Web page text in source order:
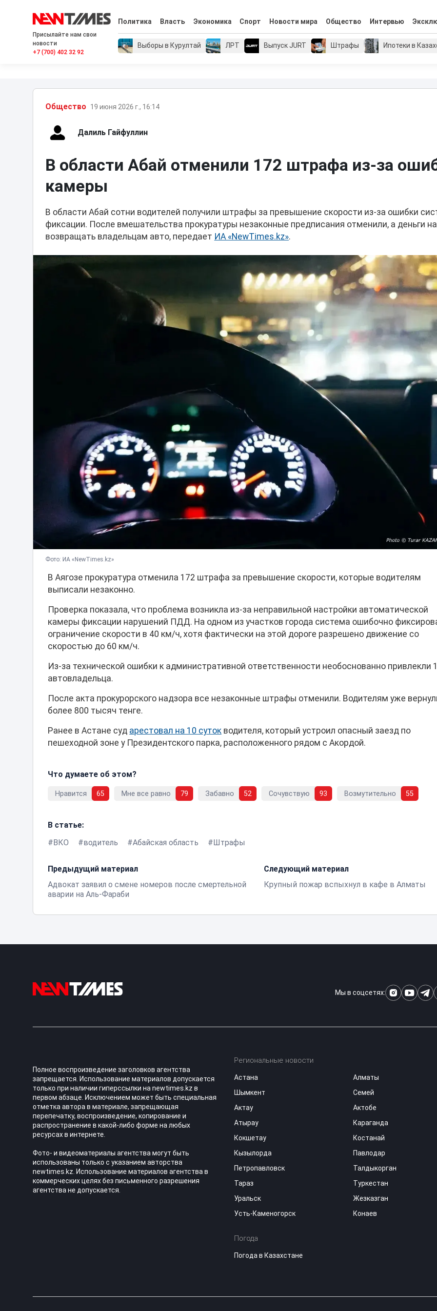
Присылайте нам свои
новости
+7 (700) 402 32 92
Политика Власть Экономика Спорт Новости мира Общество Интервью
Выборы в Курултай ЛРТ Выпуск JURT Штрафы Ипотеки в
Общество 19 июня 2026 г., 16:14
Далиль Гайфуллин
В области Абай отменили 172 штрафа из-за
камеры
В области Абай сотни водителей получили штрафы за превышение скорости из-за ошибки
фиксации. После вмешательства прокуратуры незаконные предписания отменили, а деньги
возвращать владельцам авто, передает ИА «NewTimes.kz».
Фото: ИА «NewTimes.kz»
В Аягозе прокуратура отменила 172 штрафа за превышение скорости, которые водителям
выписали незаконно.
Проверка показала, что проблема возникла из-за неправильной настройки автоматической
камеры фиксации нарушений ПДД. На одном из участков города система ошибочно
ограничение скорости в 40 км/ч, хотя фактически на этой дороге разрешено движение со
скоростью до 60 км/ч.
Из-за технической ошибки к административной ответственности необоснованно привлекли
автовладельца.
После акта прокурорского надзора все незаконные штрафы отменили. Водителям уже
более 800 тысяч тенге.
Ранее в Астане суд арестовал на 10 суток водителя, который устроил опасный заезд по
пешеходной зоне у Президентского парка, расположенного рядом с Акордой.
Что думаете об этом?
Нравится 65 Мне все равно 79 Забавно 52 Сочувствую 93 Возмутительно 55
В статье:
ВКО
водитель Абайская область Штрафы
Предыдущий материал
Адвокат заявил о смене номеров после смертельной
аварии на Аль-Фараби
Следующий материал
Крупный пожар вспыхнул в кафе в Алматы
Мы в соцсетях:
Полное воспроизведение заголовков агентства
запрещается. Использование материалов допускается
только при наличии гиперссылки на newtimes.kz в
первом абзаце. Исключением может быть специальная
отметка автора в материале, запрещающая
перепечатку, воспроизведение, копирование и
распространение в какой-либо форме на любых
ресурсах в интернете.
Фото- и видеоматериалы агентства могут быть
использованы только с указанием авторства
newtimes.kz. Использование материалов агентства в
коммерческих целях без письменного разрешения
агентства не допускается.
Региональные новости
Астана
Алматы
Шымкент
Семей
Актау
Актобе
Атырау
Караганда
Кокшетау
Костанай
Кызылорда
Павлодар
Петропавловск
Талдыкорган
Тараз
Туркестан
Уральск
Жезказган
Усть-Каменогорск
Конаев
Погода
Погода в Казахстане